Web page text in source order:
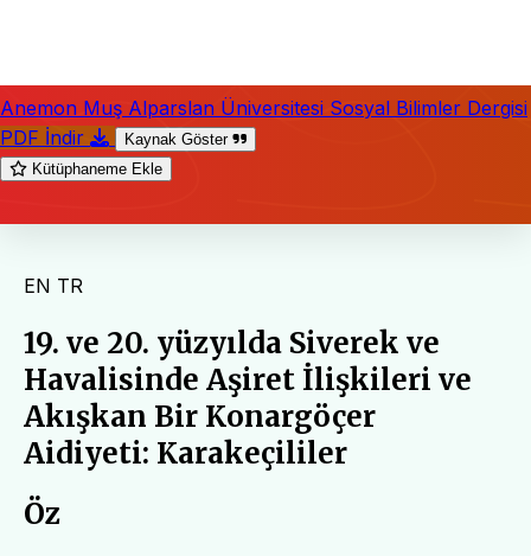
Anemon Muş Alparslan Üniversitesi Sosyal Bilimler Dergisi
PDF İndir
Kaynak Göster
Kütüphaneme Ekle
EN TR
19. ve 20. yüzyılda Siverek ve
Havalisinde Aşiret İlişkileri ve
Akışkan Bir Konargöçer
Aidiyeti: Karakeçililer
Öz